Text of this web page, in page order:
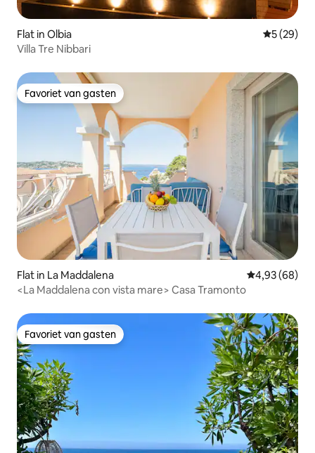
Flat in Olbia
5 (29)
Villa Tre Nibbari
Favoriet van gasten
Favoriet van gasten
Flat in La Maddalena Gemiddelde
4,93 (68)
<La Maddalena con vista mare> Casa Tramonto
Favoriet van gasten
Favoriet van gasten